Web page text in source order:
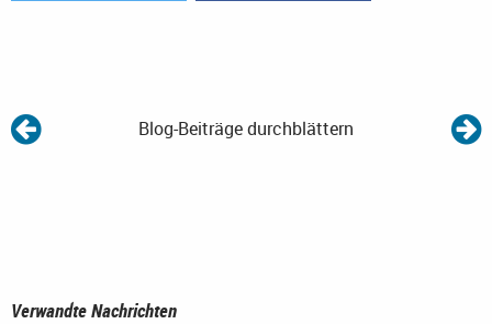
Blog-Beiträge durchblättern
Verwandte Nachrichten